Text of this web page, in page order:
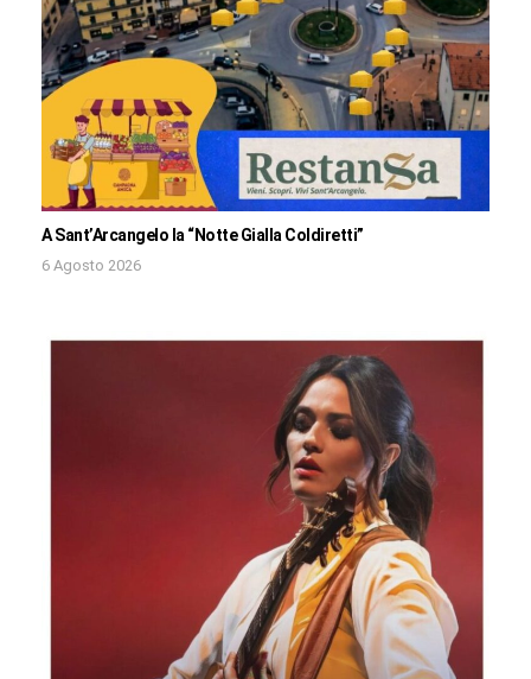
A Sant’Arcangelo la “Notte Gialla Coldiretti”
6 Agosto 2026